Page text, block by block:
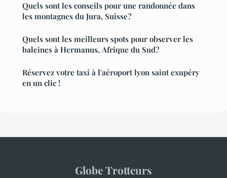
Quels sont les conseils pour une randonnée dans
les montagnes du Jura, Suisse?
Quels sont les meilleurs spots pour observer les
baleines à Hermanus, Afrique du Sud?
Réservez votre taxi à l'aéroport lyon saint exupéry
en un clic !
Globe Trotteurs